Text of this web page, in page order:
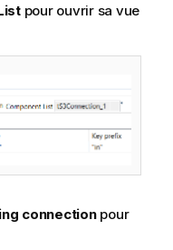
pour ouvrir sa vue
connectionpour